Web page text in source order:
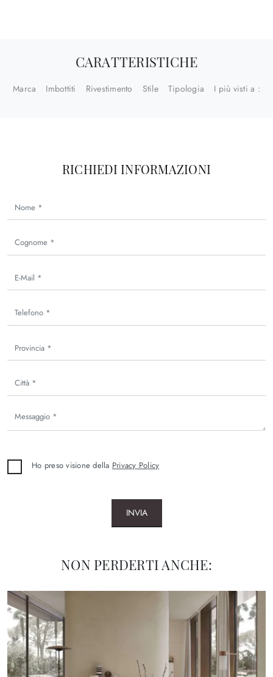
CARATTERISTICHE
Marca Imbottiti Rivestimento Stile Tipologia I più visti a :
RICHIEDI INFORMAZIONI
Ho preso visione della Privacy Policy
INVIA
NON PERDERTI ANCHE: